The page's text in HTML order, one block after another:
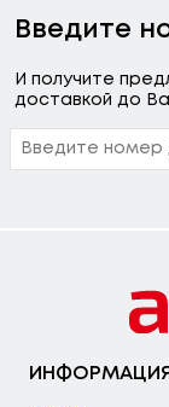
Введите
И получите
доставкой до
ИНФОРМАЦИЯ